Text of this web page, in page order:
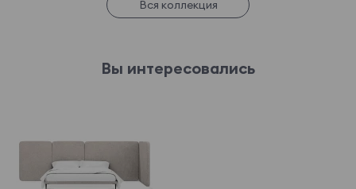
Вся коллекция
Вы интересовались